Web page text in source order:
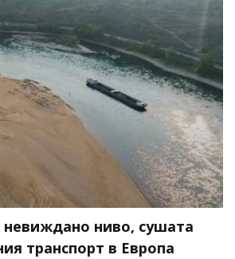
ниво, сушата
транспорт в Европа